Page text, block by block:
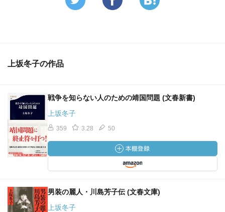
上坂冬子の作品
戦争を知らない人のための靖国問題 (文春新書)
上坂冬子
359 3.28 50
男装の麗人・川島芳子伝 (文春文庫)
上坂冬子